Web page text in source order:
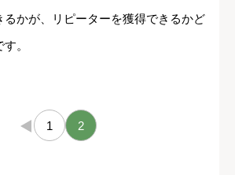
るかが、リピーターを獲得できるかど
。
← 1 2